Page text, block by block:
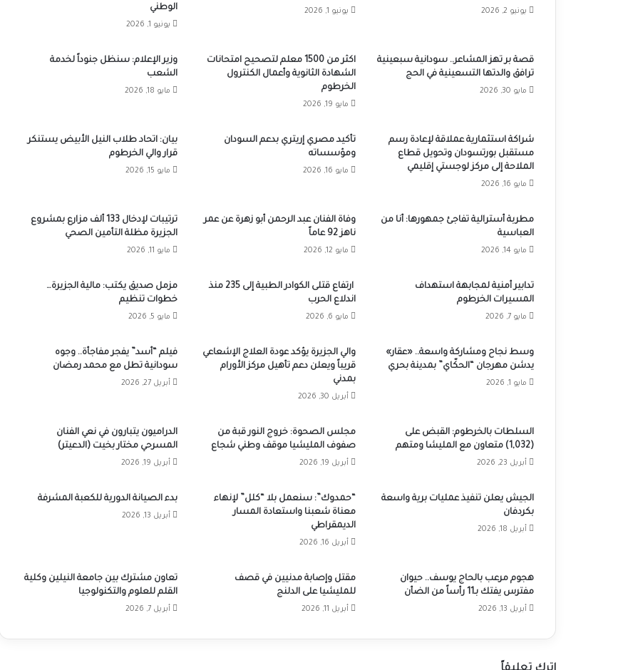
يونيو 2, 2026 يونيو 1, 2026
الوطني
يونيو 1, 2026
قصة بر تهز المشاعر.. سودانية سبعينية
ترافق والدتها التسعينية في الحج
مايو 30, 2026
اكثر من 1500 معلم لتصحيح امتحانات
الشهادة الثانوية وأعمال الكنترول
الخرطوم
مايو 19, 2026
وزير الإعلام: سنظل جنوداً لخدمة
الشعب
مايو 18, 2026
شراكة استثمارية عملاقة لإعادة رسم
مستقبل بورتسودان وتحويل قطاع
الملاحة إلى مركز لوجستي إقليمي
مايو 16, 2026
تأكيد مصري إريتري بدعم السودان
ومؤسساته
مايو 16, 2026
بيان: اتحاد طلاب النيل الأبيض يستنكر
قرار والي الخرطوم
مايو 15, 2026
مطربة أسترالية تفاجئ جمهورها: أنا من
العباسية
مايو 14, 2026
وفاة الفنان عبد الرحمن أبو زهرة عن عمر
ناهز 92 عاماً
مايو 12, 2026
ترتيبات لإدخال 133 ألف مزارع بمشروع
الجزيرة مظلة التأمين الصحي
مايو 11, 2026
تدابير أمنية لمجابهة استهداف
المسيرات الخرطوم
مايو 7, 2026
ارتفاع قتلى الكوادر الطبية إلى 235 منذ
اندلاع الحرب
مايو 6, 2026
مزمل صديق يكتب: مالية الجزيرة…
خطوات تنظيم
مايو 5, 2026
وسط نجاح ومشاركة واسعة.. «عقار»
يدشن مهرجان “الحكّاي” بمدينة بحري
مايو 1, 2026
والي الجزيرة يؤكد عودة العلاج الإشعاعي
قريباً ويعلن دعم تأهيل مركز الأورام
بمدني
أبريل 30, 2026
فيلم “أسد” يفجر مفاجأة.. وجوه
سودانية تطل مع محمد رمضان
أبريل 27, 2026
السلطات بالخرطوم: القبض على
(1,032) متعاون مع المليشا ومتهم
أبريل 23, 2026
مجلس الصحوة: خروج النور قبة من
صفوف المليشيا موقف وطني شجاع
أبريل 19, 2026
الدراميون يتبارون في نعي الفنان
المسرحي مختار بخيت (الدعيتر)
أبريل 19, 2026
الجيش يعلن تنفيذ عمليات برية واسعة
بكردفان
أبريل 18, 2026
“حمدوك”: سنعمل بلا “كلل” لإنهاء
معناة شعبنا واستعادة المسار
الديمقراطي
أبريل 16, 2026
بدء الصيانة الدورية للكعبة المشرفة
أبريل 13, 2026
هجوم مرعب بالحاج يوسف.. حيوان
مفترس يفتك بـ11 رأساً من الضأن
أبريل 13, 2026
مقتل وإصابة مدنيين في قصف
للمليشيا على الدلنج
أبريل 11, 2026
تعاون مشترك بين جامعة النيلين وكلية
القلم للعلوم والتكنولوجيا
أبريل 7, 2026